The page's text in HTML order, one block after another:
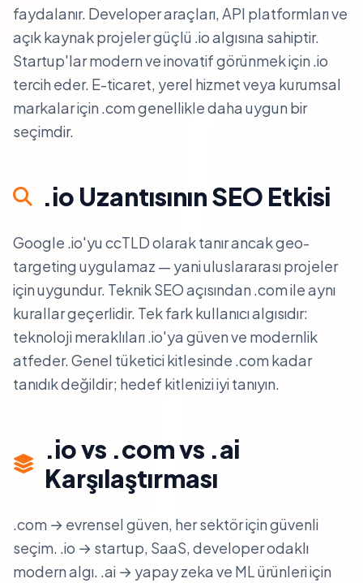
faydalanır. Developer araçları, API platformları ve
açık kaynak projeler güçlü .io algısına sahiptir.
Startup'lar modern ve inovatif görünmek için .io
tercih eder. E-ticaret, yerel hizmet veya kurumsal
markalar için .com genellikle daha uygun bir
seçimdir.
.io Uzantısının SEO Etkisi
Google .io'yu ccTLD olarak tanır ancak geo-
targeting uygulamaz — yani uluslararası projeler
için uygundur. Teknik SEO açısından .com ile aynı
kurallar geçerlidir. Tek fark kullanıcı algısıdır:
teknoloji meraklıları .io'ya güven ve modernlik
atfeder. Genel tüketici kitlesinde .com kadar
tanıdık değildir; hedef kitlenizi iyi tanıyın.
.io vs .com vs .ai
Karşılaştırması
.com → evrensel güven, her sektör için güvenli
seçim. .io → startup, SaaS, developer odaklı
modern algı. .ai → yapay zeka ve ML ürünleri için